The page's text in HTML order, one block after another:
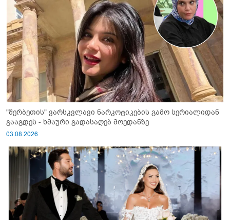
"შერბეთის" ვარსკვლავი ნარკოტიკების გამო სერიალიდან
გააგდეს - ხმაური გადასაღებ მოედანზე
03.08.2026